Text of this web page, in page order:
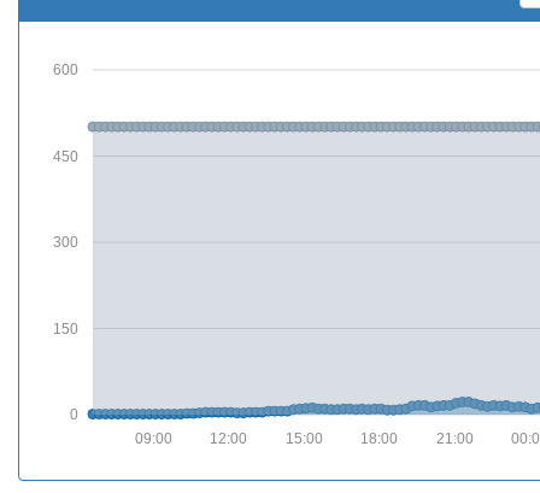
0
150
300
450
600
21:00
18:00
15:00
12:00
09:00